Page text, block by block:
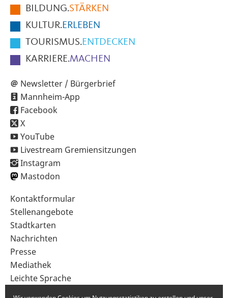
SeiteBILDUNG.STÄRKEN
KULTUR.ERLEBEN
TOURISMUS.ENTDECKEN
KARRIERE.MACHEN
Newsletter / Bürgerbrief
Mannheim-App
Facebook
X
YouTube
Livestream Gremiensitzungen
Instagram
Mastodon
Sekundärnavigation
im
Fußbereich
Kontaktformular
Stellenangebote
Stadtkarten
Nachrichten
Presse
Mediathek
Leichte Sprache